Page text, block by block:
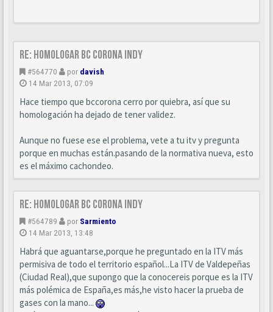
Re: Homologar BC Corona Indy
#564770 por davish
14 Mar 2013, 07:09
Hace tiempo que bccorona cerro por quiebra, así que su
homologación ha dejado de tener validez.
Aunque no fuese ese el problema, vete a tu itv y pregunta
porque en muchas están.pasando de la normativa nueva, esto
es el máximo cachondeo.
Re: Homologar BC Corona Indy
#564789 por Sarmiento
14 Mar 2013, 13:48
Habrá que aguantarse,porque he preguntado en la ITV más
permisiva de todo el territorio español...La ITV de Valdepeñas
(Ciudad Real),que supongo que la conocereis porque es la ITV
más polémica de España,es más,he visto hacer la prueba de
gases con la mano...